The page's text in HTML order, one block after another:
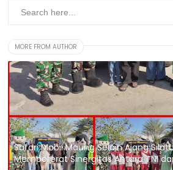
MORE FROM AUTHOR
Safari Mobil Maung Selain Ajang
Mempererat Sinergitas Antara TNI